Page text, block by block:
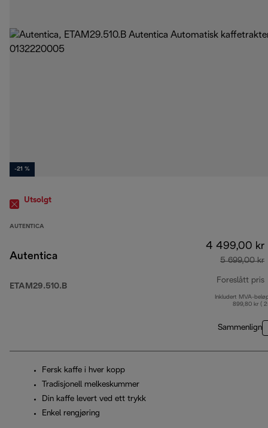
-21 %
Utsolgt
AUTENTICA
Autentica
ETAM29.510.B
4 499,00 kr
5 699,00 kr
Foreslått pris
Inkludert MVA-
899,80 kr (
Sammenlign
Fersk kaffe i hver kopp
Tradisjonell melkeskummer
Din kaffe levert ved ett trykk
Enkel rengjøring